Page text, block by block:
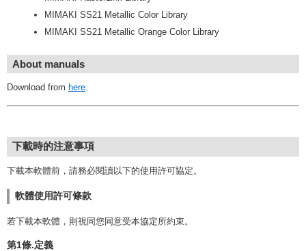
MIMAKI SS21 Metallic Color Library
MIMAKI SS21 Metallic Orange Color Library
About manuals
Download from here
下載時的注意事項
下載本軟體前，請務必閱讀以下的使用許可協定。
軟體使用許可條款
若下載本軟體，則視同您同意受本協定所約束。
第1條.定義